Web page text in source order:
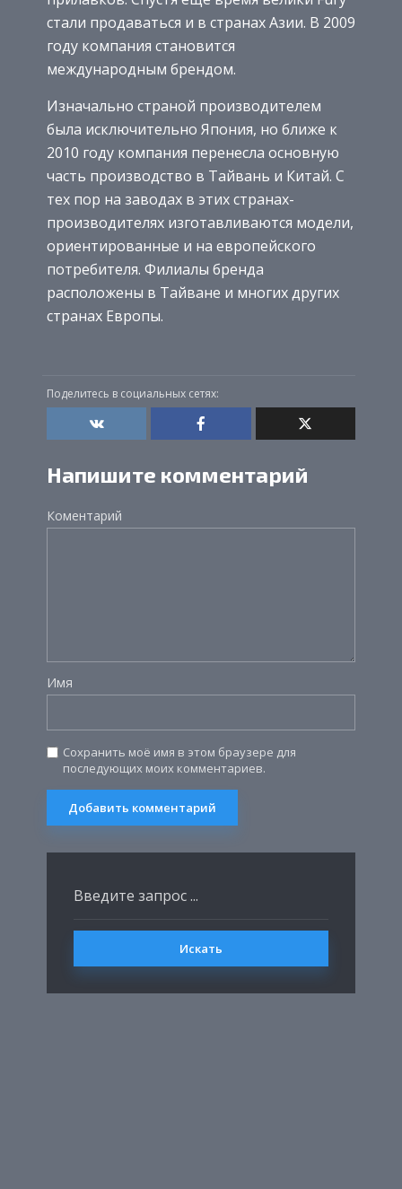
стали продаваться и в странах Азии. В 2009
году компания становится
международным брендом.
Изначально страной производителем
была исключительно Япония, но ближе к
2010 году компания перенесла основную
часть производство в Тайвань и Китай. С
тех пор на заводах в этих странах-
производителях изготавливаются модели,
ориентированные и на европейского
потребителя. Филиалы бренда
расположены в Тайване и многих других
странах Европы.
Поделитесь в социальных сетях:
Напишите комментарий
Коментарий
Имя
Сохранить моё имя в этом браузере для
последующих моих комментариев.
Искать